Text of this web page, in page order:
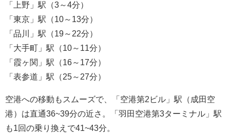
「上野」駅（3～4分）
「東京」駅（10～13分）
「品川」駅（19～22分）
「大手町」駅（10～11分）
「霞ヶ関」駅（16～17分）
「表参道」駅（25～27分）
空港への移動もスムーズで、「空港第2ビル」駅（成田空
港）は直通36~39分の近さ。「羽田空港第3ターミナル」駅
も1回の乗り換えで41~43分。